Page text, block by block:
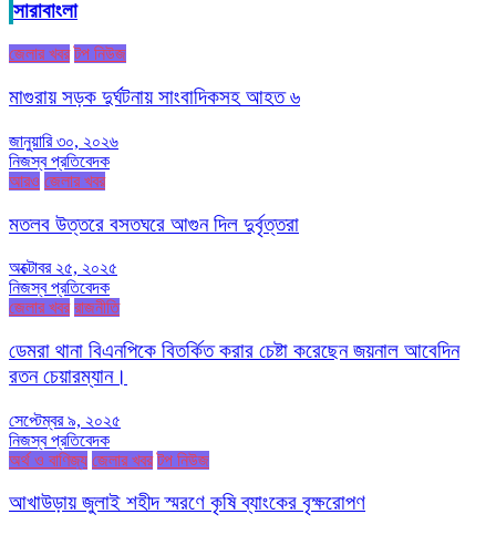
সারাবাংলা
জেলার খবর টপ নিউজ
মাগুরায় সড়ক দুর্ঘটনায় সাংবাদিকসহ আহত ৬
জানুয়ারি ৩০, ২০২৬
নিজস্ব প্রতিবেদক
আরও জেলার খবর
মতলব উত্তরে বসতঘরে আগুন দিল দুর্বৃত্তরা
অক্টোবর ২৫, ২০২৫
নিজস্ব প্রতিবেদক
জেলার খবর রাজনীতি
ডেমরা থানা বিএনপিকে বিতর্কিত করার চেষ্টা করেছেন জয়নাল আবেদিন
রতন চেয়ারম্যান।
সেপ্টেম্বর ৯, ২০২৫
নিজস্ব প্রতিবেদক
অর্থ ও বাণিজ্য জেলার খবর টপ নিউজ
আখাউড়ায় জুলাই শহীদ স্মরণে কৃষি ব্যাংকের বৃক্ষরোপণ